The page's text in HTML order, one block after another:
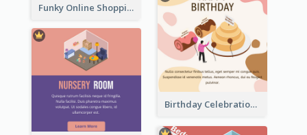
Funky Online Shopping Header With Isometric Diagram
Birthday Celebration Graphic With Cute Isometric Diagram